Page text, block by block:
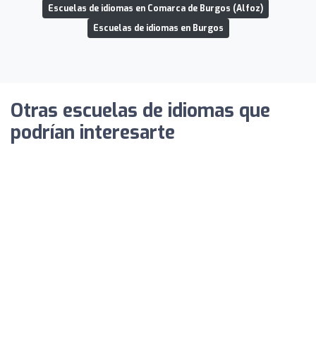
Escuelas de idiomas en Comarca de Burgos (Alfoz)
Escuelas de idiomas en Burgos
Otras escuelas de idiomas que
podrían interesarte